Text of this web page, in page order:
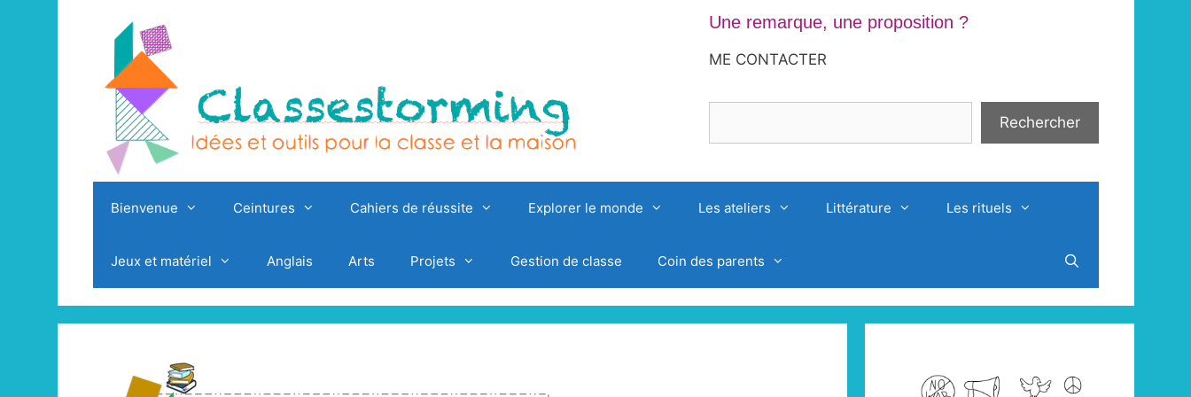
Une remarque, une proposition ?
ME CONTACTER
Rechercher
Bienvenue Ceintures Cahiers de réussite Explorer le monde Les ateliers Littérature Les rituels
Jeux et matériel Anglais Arts Projets Gestion de classe Coin des parents